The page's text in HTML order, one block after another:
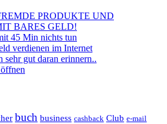
PRODUKTE UND
BARES GELD!
45 Min nichts tun
verdienen im Internet
sehr gut daran erinnern..
buch business cashback Club e-mail